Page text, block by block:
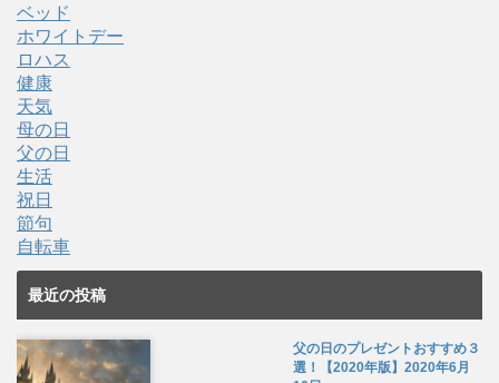
ベッド
ホワイトデー
ロハス
健康
天気
母の日
父の日
生活
祝日
節句
自転車
最近の投稿
父の日のプレゼントおすすめ３
選！【2020年版】 2020年6月